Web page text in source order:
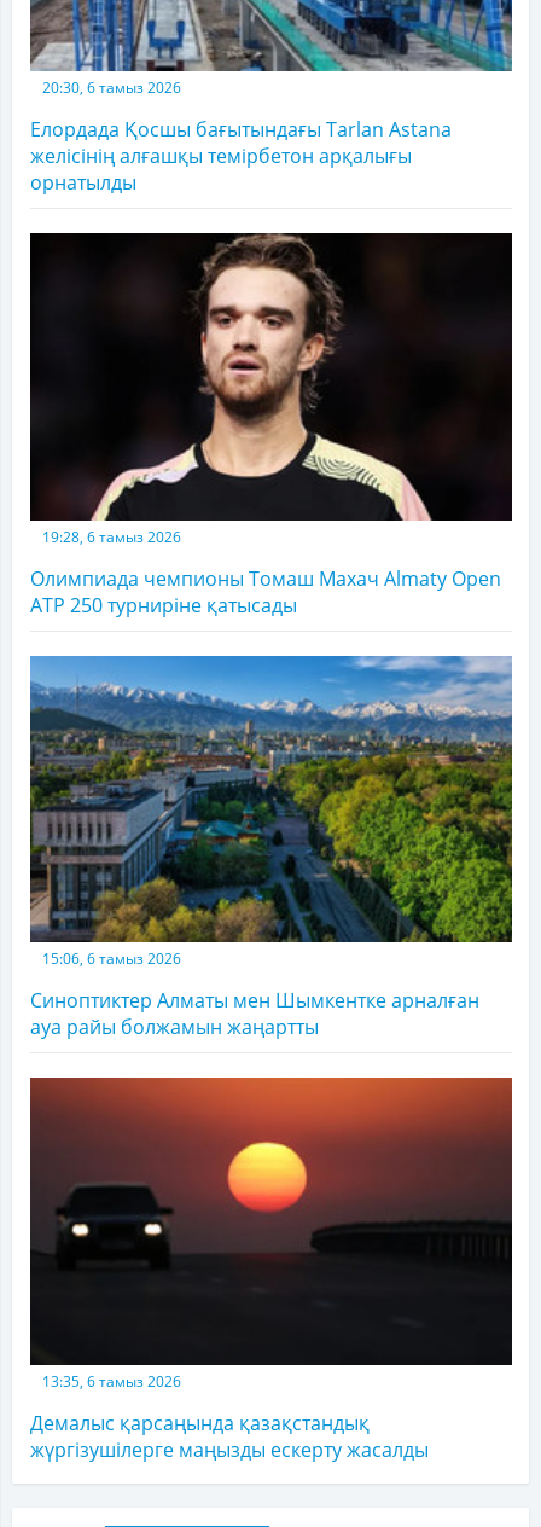
20:30, 6 тамыз 2026
Елордада Қосшы бағытындағы Tarlan Astana
желісінің алғашқы темірбетон арқалығы
орнатылды
19:28, 6 тамыз 2026
Олимпиада чемпионы Томаш Махач Almaty Open
ATP 250 турниріне қатысады
15:06, 6 тамыз 2026
Синоптиктер Алматы мен Шымкентке арналған
ауа райы болжамын жаңартты
13:35, 6 тамыз 2026
Демалыс қарсаңында қазақстандық
жүргізушілерге маңызды ескерту жасалды